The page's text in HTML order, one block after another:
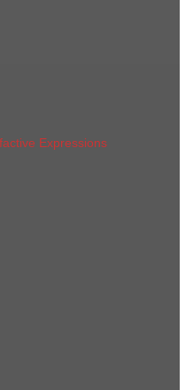
Expressions